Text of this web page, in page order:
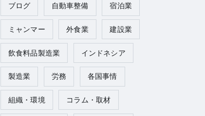
ブログ 自動車整備 宿泊業
ミャンマー 外食業 建設業
飲食料品製造業 インドネシア
製造業 労務 各国事情
組織・環境 コラム・取材